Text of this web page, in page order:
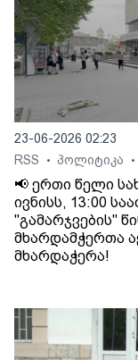
23-06-2026 02:23
RSS
• პოლიტიკა •
📢 ერთი წელი
ივნისს, 13:00
"გამარჯვების"
მხარდამჭერთა
მხარდაჭერა!